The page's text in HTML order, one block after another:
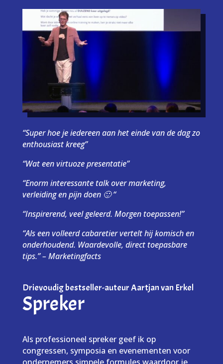
“Super hoe je iedereen aan het einde van de dag zo
enthousiast kreeg”
“Wat een virtuoze presentatie”
“Enorm interessante talk over marketing,
verleiding en pijn doen 🙂 “
“Inspirerend, veel geleerd. Morgen toepassen!”
“Als een volleerd cabaretier vertelt hij komisch en
onderhoudend. Waardevolle, direct toepasbare
tips.” – Marketingfacts
Drievoudig bestseller-auteur Aartjan van Erkel
Spreker
Als professioneel spreker geef ik op
congressen, symposia en evenementen voor